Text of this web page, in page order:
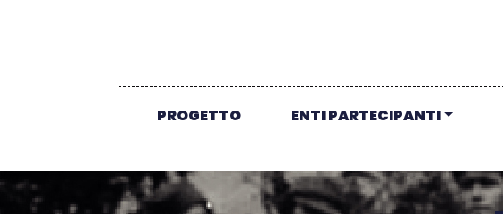
PROGETTO ENTI PARTECIPANTI